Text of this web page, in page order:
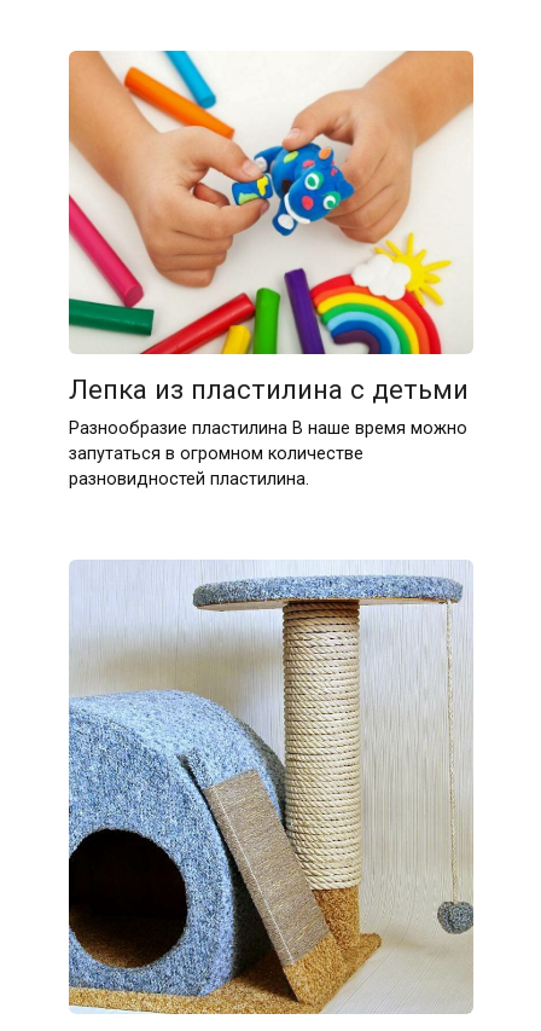
Лепка из пластилина с детьми
Разнообразие пластилина В наше время можно
запутаться в огромном количестве
разновидностей пластилина.